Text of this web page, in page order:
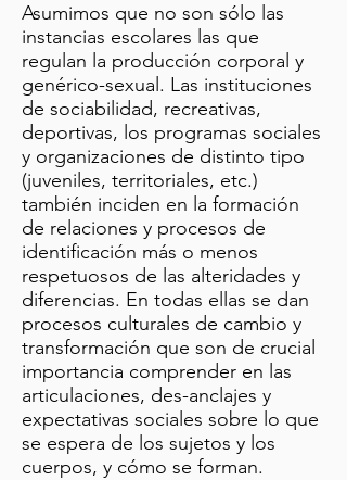
Asumimos que no son sólo las
instancias escolares las que
regulan la producción corporal y
genérico-sexual. Las instituciones
de sociabilidad, recreativas,
deportivas, los programas sociales
y organizaciones de distinto tipo
(juveniles, territoriales, etc.)
también inciden en la formación
de relaciones y procesos de
identificación más o menos
respetuosos de las alteridades y
diferencias. En todas ellas se dan
procesos culturales de cambio y
transformación que son de crucial
importancia comprender en las
articulaciones, des-anclajes y
expectativas sociales sobre lo que
se espera de los sujetos y los
cuerpos, y cómo se forman.